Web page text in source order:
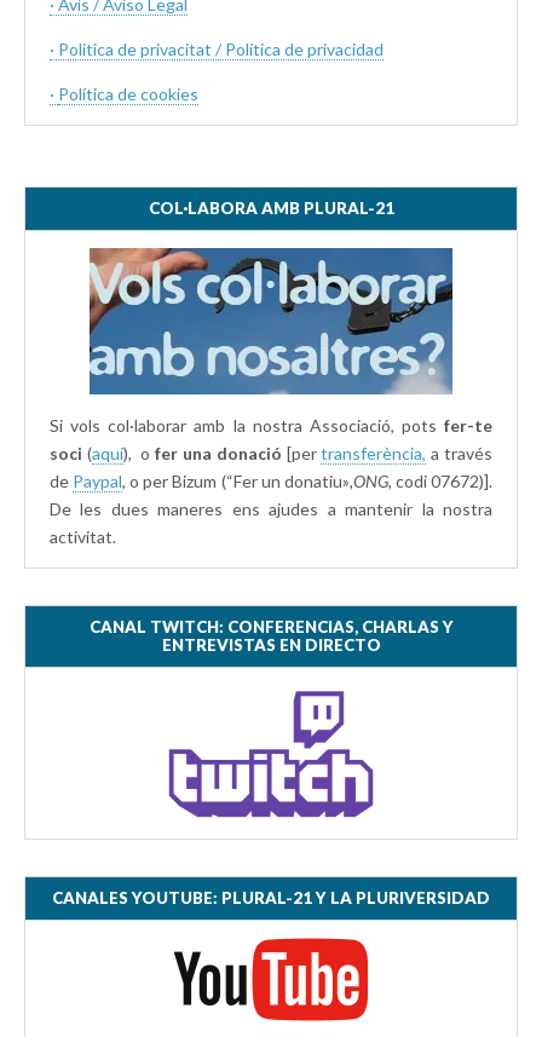
· Politica de privacitat / Política de privacidad
· Política de cookies
COL·LABORA AMB PLURAL-21
Si vols col·laborar amb la nostra Associació, pots fer-te
soci (aquí), ofer una donació [pertransferència, a través
de Paypal, o per Bizum (“Fer un donatiu»,ONG, codi 07672)].
De les dues maneres ens ajudes a mantenir la nostra
activitat.
CANAL TWITCH: CONFERENCIAS, CHARLAS Y
ENTREVISTAS EN DIRECTO
CANALES YOUTUBE: PLURAL-21 Y LA PLURIVERSIDAD